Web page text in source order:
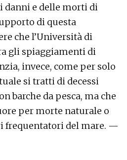
danni e delle morti di
di questa
che l’Università di
gli spiaggiamenti di
invece, come per solo
si tratti di decessi
barche da pesca, ma che
per morte naturale o
frequentatori del mare. —